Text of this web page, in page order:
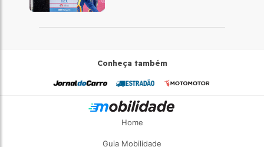
Conheça também
Home
Guia Mobilidade